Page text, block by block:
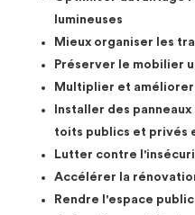
lumineuses
Mieux organiser les
Préserver le mobilier
Multiplier et
Installer des
toits publics et privés
Lutter contre
Accélérer la
Rendre l'espace